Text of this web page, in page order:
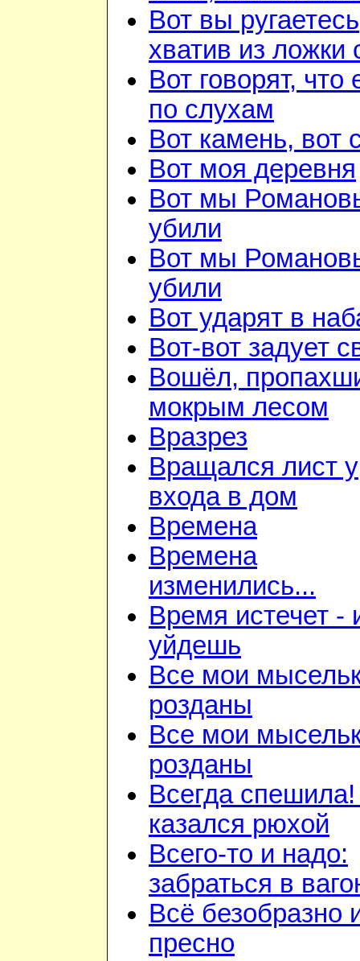
Вот вы
хватив из ложки
Вот говорят, что
по слухам
Вот камень, вот
Вот моя деревня
Вот мы
убили
Вот мы
убили
Вот ударят в
Вот-вот задует
Вошёл,
мокрым лесом
Вразрез
Вращался лист у
входа в дом
Времена
Времена
изменились...
Время истечет -
уйдешь
Все мои
розданы
Все мои
розданы
Всегда
казался рюхой
Всего-то и надо:
забраться в
Всё безобразно
пресно